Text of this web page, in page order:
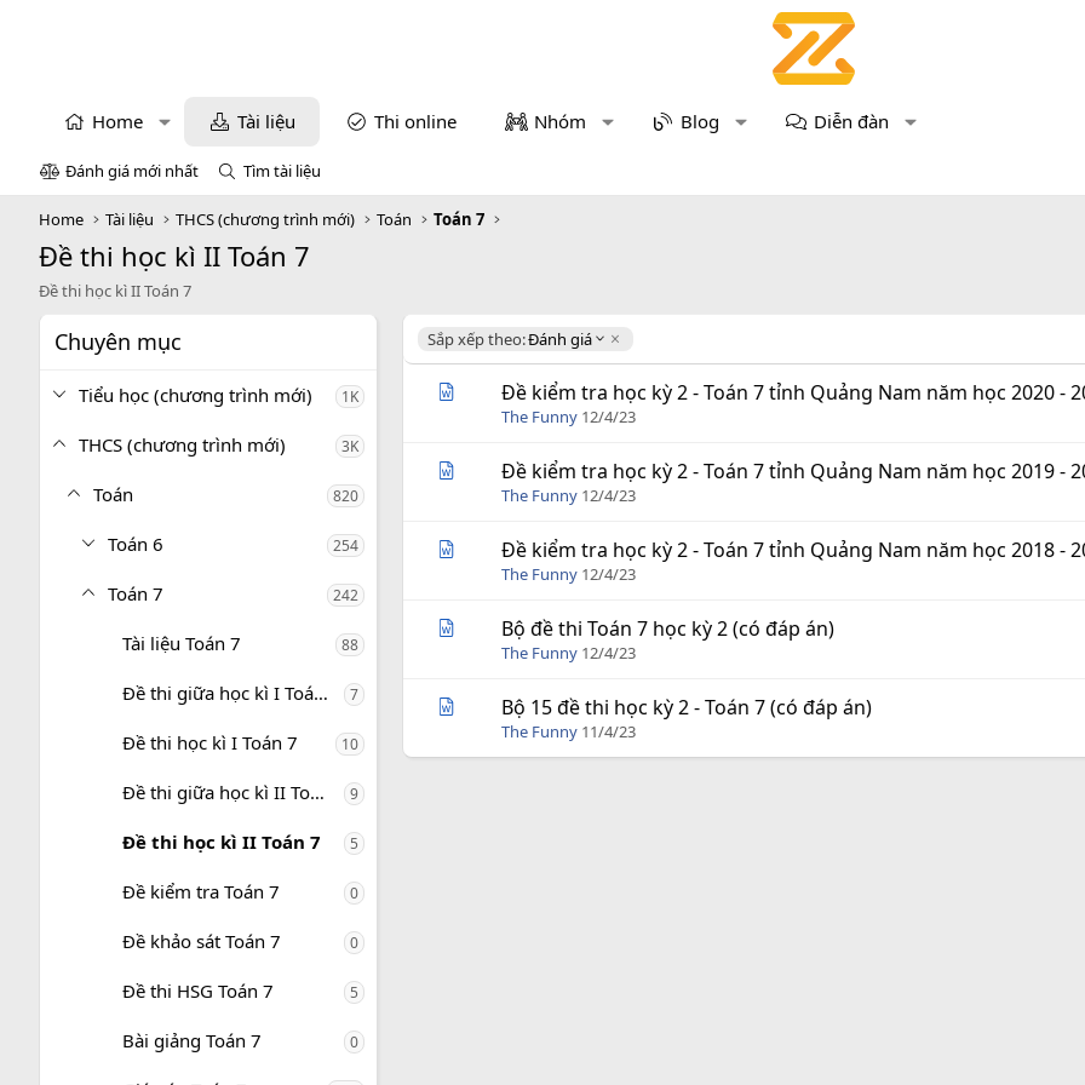
Home Tài liệu Thi online Nhóm Blog Diễn đàn
Đánh giá mới nhất Tìm tài liệu
Home Tài liệu THCS (chương trình mới) Toán Toán 7
Đề thi học kì II Toán 7
Đề thi học kì II Toán 7
Chuyên mục
Tiểu học (chương trình mới) 1K
THCS (chương trình mới) 3K
Toán 820
Toán 6 254
Toán 7 242
Tài liệu Toán 7 88
Đề thi giữa học kì I Toán 7 7
Đề thi học kì I Toán 7 10
Đề thi giữa học kì II Toán 7 9
Đề thi học kì II Toán 7 5
Đề kiểm tra Toán 7 0
Đề khảo sát Toán 7 0
Đề thi HSG Toán 7 5
Bài giảng Toán 7 0
Sắp xếp theo:Đánh giá
D
e
Đề kiểm tra học kỳ 2 - Toán 7 tỉnh Quảng Nam năm học 2020 -
The Funny 12/4/23
Đề kiểm tra học kỳ 2 - Toán 7 tỉnh Quảng Nam năm học 2019 -
The Funny 12/4/23
Đề kiểm tra học kỳ 2 - Toán 7 tỉnh Quảng Nam năm học 2018 -
The Funny 12/4/23
Bộ đề thi Toán 7 học kỳ 2 (có đáp án)
The Funny 12/4/23
Bộ 15 đề thi học kỳ 2 - Toán 7 (có đáp án)
The Funny 11/4/23